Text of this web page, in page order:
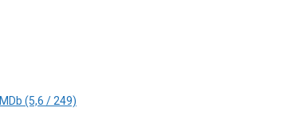
IMDb (5,6 / 249)